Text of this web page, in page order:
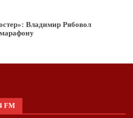
Владимир Рябовол
FM